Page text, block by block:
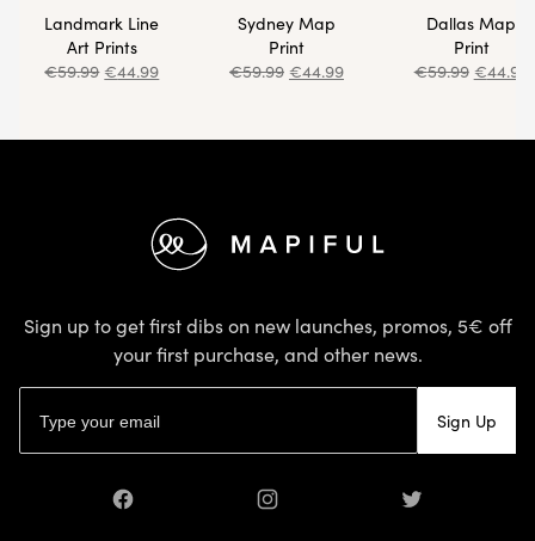
Landmark Line
Art Prints
€59.99 €44.99
Sydney Map
Print
€59.99 €44.99
Dallas Map
Print
€59.99 €44.99
Sign up to get first dibs on new launches, promos, 5€ off
your first purchase, and other news.
Sign Up
Facebook Instagram Twitter